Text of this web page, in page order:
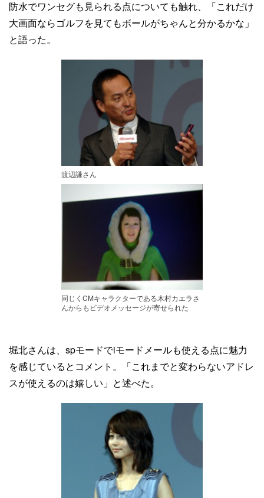
防水でワンセグも見られる点についても触れ、「これだけ
大画面ならゴルフを見てもボールがちゃんと分かるかな」
と語った。
渡辺謙さん
同じくCMキャラクターである木村カエラさ
んからもビデオメッセージが寄せられた
堀北さんは、spモードでiモードメールも使える点に魅力
を感じているとコメント。「これまでと変わらないアドレ
スが使えるのは嬉しい」と述べた。